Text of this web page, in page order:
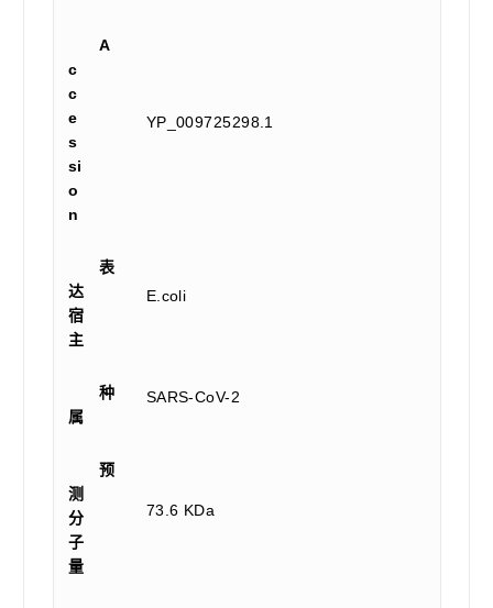
A
c
c
e
s
si
o
n
YP_009725298.1
表
达
宿
主
E.coli
种
属
SARS-CoV-2
预
测
分
子
量
73.6 KDa